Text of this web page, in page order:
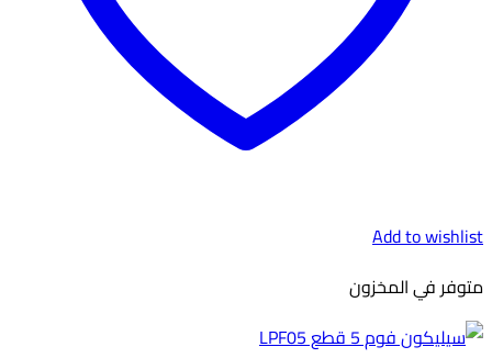
Add to wishlist
متوفر في المخزون